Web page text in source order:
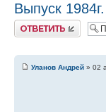
Выпуск
Ответить
Уланов Андрей » 02